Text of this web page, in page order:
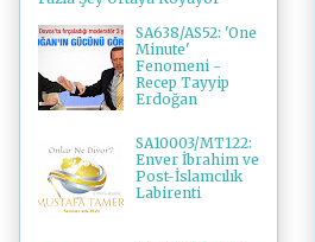
SA638/AS52: 'One
Minute'
Fenomeni -
Recep Tayyip
Erdoğan
SA10003/MT122:
Enver İbrahim ve
Post-İslamcılık
Labirenti